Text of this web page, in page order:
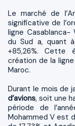
Le marché de
significative de
ligne Casablanca-
du Sud a, quant
+85,26%. Cette
création de la ligne
Maroc.
Durant le mois de
d’avions, soit une
période de
Mohammed V est